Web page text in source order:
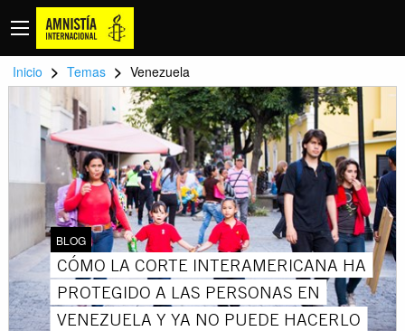
Inicio > Temas > Venezuela
BLOG
CÓMO LA CORTE INTERAMERICANA HA
PROTEGIDO A LAS PERSONAS EN
VENEZUELA Y YA NO PUEDE HACERLO